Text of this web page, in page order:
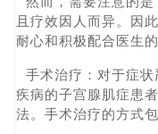
且疗效因人而异。因
耐心和积极配合医生
手术治疗：对于症
疾病的子宫腺肌症患
法。手术治疗的方式